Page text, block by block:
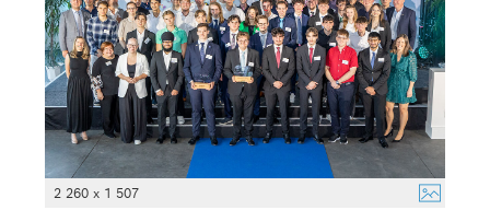
2 260 x 1 507